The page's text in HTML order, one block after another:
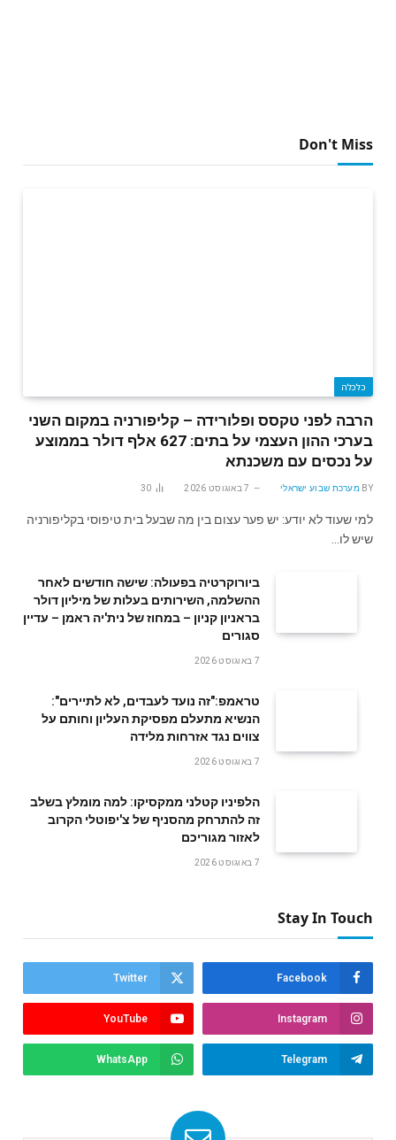
Don't Miss
כלכלה
הרבה לפני טקסס ופלורידה – קליפורניה במקום השני
בערכי ההון העצמי על בתים: 627 אלף דולר בממוצע
על נכסים עם משכנתא
BY מערכת שבוע ישראלי 7 באוגוסט 2026 30
למי שעוד לא יודע: יש פער עצום בין מה שבעל בית טיפוסי בקליפורניה
שיש לו…
ביורוקרטיה בפעולה: שישה חודשים לאחר
ההשלמה, השירותים בעלות של מיליון דולר
בראניון קניון – במחוז של נית'יה ראמן – עדיין
סגורים
7 באוגוסט 2026
טראמפ:"זה נועד לעבדים, לא לתיירים":
הנשיא מתעלם מפסיקת העליון וחותם על
צווים נגד אזרחות מלידה
7 באוגוסט 2026
הלפיניו קטלני ממקסיקו: למה מומלץ בשלב
זה להתרחק מהסניף של צ'יפוטלי הקרוב
לאזור מגוריכם
7 באוגוסט 2026
Stay In Touch
Facebook
Twitter
Instagram
YouTube
Telegram
WhatsApp